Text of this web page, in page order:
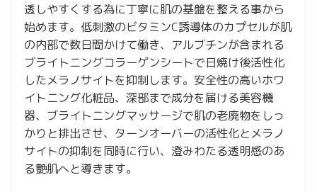
透しやすくする為に丁寧に肌の基盤を整える事から
始めます。低刺激のビタミンC誘導体のカプセルが肌
の内部で数日間かけて働き、アルブチンが含まれる
ブライトニングコラーゲンシートで日焼け後活性化
したメラノサイトを抑制します。安全性の高いホワ
イトニング化粧品、深部まで成分を届ける美容機
器、ブライトニングマッサージで肌の老廃物をしっ
かりと排出させ、ターンオーバーの活性化とメラノ
サイトの抑制を同時に行い、澄みわたる透明感のあ
る艶肌へと導きます。